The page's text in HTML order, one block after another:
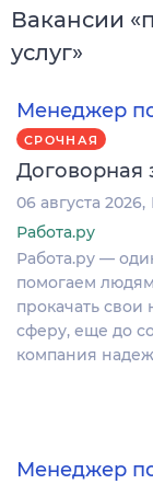
Вакансии «
услуг»
Менеджер
СРОЧНАЯ
Договорная
06 августа 2026
Работа.ру
Работа.ру —
помогаем
прокачать
сферу, еще до
компания
Менеджер